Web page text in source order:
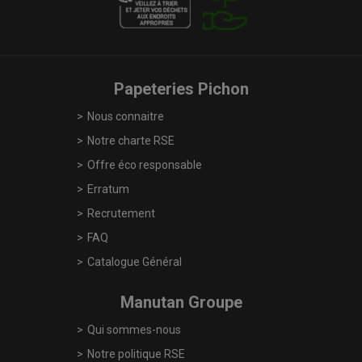
Papeteries Pichon
Nous connaitre
Notre charte RSE
Offre éco responsable
Erratum
Recrutement
FAQ
Catalogue Général
Manutan Groupe
Qui sommes-nous
Notre politique RSE